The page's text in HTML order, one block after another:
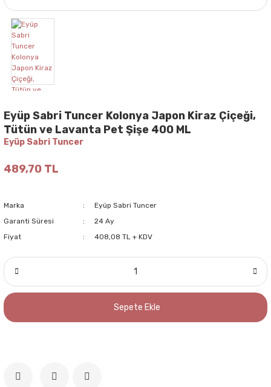
Eyüp Sabri Tuncer Kolonya Japon Kiraz Çiçeği,
Tütün ve Lavanta Pet Şişe 400 ML
Eyüp Sabri Tuncer
489,70 TL
Marka
Eyüp Sabri Tuncer
Garanti Süresi
24 Ay
Fiyat
408,08 TL + KDV
Sepete Ekle